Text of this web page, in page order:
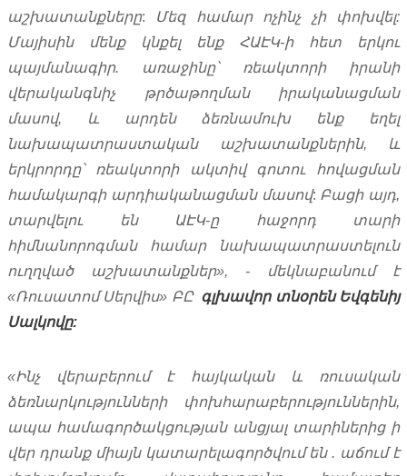
աշխատանքները: Մեզ համար ոչինչ չի փոխվել:
Մայիսին
մենք կնքել ենք ՀԱԷԿ-ի հետ
երկու
պայմանագիր. առաջինը՝ ռեակտորի
իրանի
վերականգնիչ
թրծաթողման
իրականացման
մասով, և արդեն ձեռնամուխ ենք
եղել
նախապատրաստական
աշխատանքներին,
և
երկրորդը՝
ռեակտորի ակտիվ գոտու
հովացման
համակարգի արդիականացման մասով: Բացի այդ,
տարվելու
են ԱԷԿ-ը հաջորդ
տարի
հիմնանորոգման
համար
նախապատրաստելուն
ուղղված
աշխատանքներ», - մեկնաբանում
է
«Ռուսատոմ Սերվիս» ԲԸ գլխավոր տնօրեն Եվգենիյ
Սալկովը:
«Ինչ վերաբերում է հայկական և
ռուսական
ձեռնարկությունների
փոխհարաբերություններին,
ապա համագործակցության անցյալ տարիներից ի
վեր դրանք միայն կատարելագործվում են . աճում է